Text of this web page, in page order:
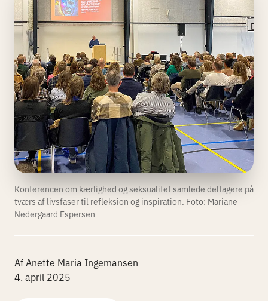
Konferencen om kærlighed og seksualitet samlede deltagere på
tværs af livsfaser til refleksion og inspiration. Foto: Mariane
Nedergaard Espersen
Af Anette Maria Ingemansen
4. april 2025